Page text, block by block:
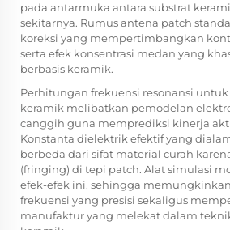
pada antarmuka antara substrat
sekitarnya. Rumus antena patch
koreksi yang mempertimbangkan
serta efek konsentrasi medan yang
berbasis keramik.
Perhitungan frekuensi resonansi
keramik melibatkan pemodelan
canggih guna memprediksi kinerja
Konstanta dielektrik efektif yang
berbeda dari sifat material curah
(fringing) di tepi patch. Alat simulasi
efek-efek ini, sehingga
frekuensi yang presisi sekaligus
manufaktur yang melekat dalam